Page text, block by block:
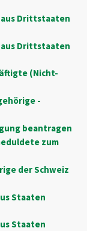
Drittstaaten
Drittstaaten
(Nicht-
-
beantragen
zum
der Schweiz
Staaten
Staaten